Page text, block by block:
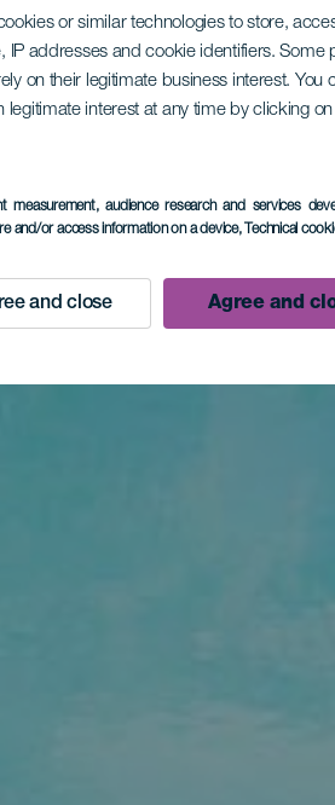
or similar technologies to store,
addresses and cookie identifiers. Some
on their legitimate business interest. You
interest at any time by clicking on
audience research and services
and/or access information on a device, Technical
and close Agree and